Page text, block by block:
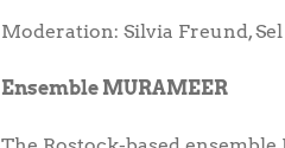
Moderation: Silvia Freund,
Ensemble MURAMEER